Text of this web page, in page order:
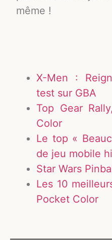
même !
X-Men :
test sur GBA
Top Gear
Color
Le top «
de jeu mobile
Star Wars
Les 10
Pocket Color